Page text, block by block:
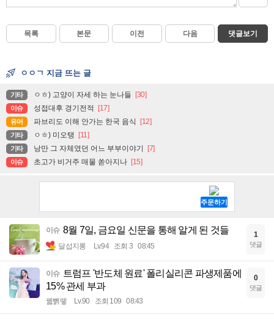
목록 본문 이전 다음 댓글보기
ㅇㅇㄱ 지금 뜨는 글
기타 ㅇㅎ) 고양이 자세 하는 눈나들 [30]
이슈 성접대후 경기전적 [17]
유머 파브리도 이해 안가는 한국 음식 [12]
기타 ㅇㅎ) 미오탱 [11]
기타 낭만 그 자체였던 어느 부부이야기 [7]
이슈 초고가 비거주 매물 쏟아지나 [15]
이슈 8월 7일, 금요일 신문을 통해 알게 된 것들
달섭지롱 Lv.94 조회 3 08:45
1
댓글
이슈
트럼프 '반도체 원료' 폴리실리콘 파생제품에
15% 관세 부과
꿻뻵뗗 Lv.90 조회 109 08:43
0
댓글